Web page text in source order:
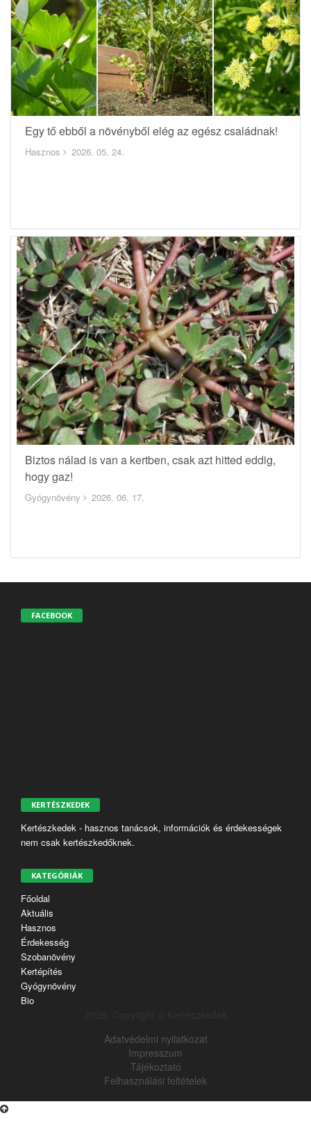
Egy tő ebből a növényből elég az egész családnak!
Hasznos 2026. 05. 24.
Biztos nálad is van a kertben, csak azt hitted eddig,
hogy gaz!
Gyógynövény 2026. 06. 17.
FACEBOOK
KERTÉSZKEDEK
Kertészkedek - hasznos tanácsok, információk és érdekességek
nem csak kertészkedőknek.
KATEGÓRIÁK
Főoldal
Aktuális
Hasznos
Érdekesség
Szobanövény
Kertépítés
Gyógynövény
Bio
Adatvédelmi nyilatkozat
Impresszum
Tájékoztató
Felhasználási feltételek